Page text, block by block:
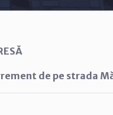
de pe strada